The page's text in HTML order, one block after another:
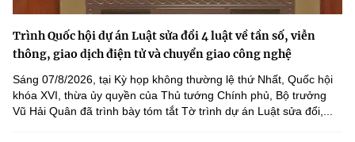
Trình Quốc hội dự án Luật sửa đổi 4 luật về tần số, viễn
thông, giao dịch điện tử và chuyển giao công nghệ
Sáng 07/8/2026, tại Kỳ họp không thường lệ thứ Nhất, Quốc hội
khóa XVI, thừa ủy quyền của Thủ tướng Chính phủ, Bộ trưởng
Vũ Hải Quân đã trình bày tóm tắt Tờ trình dự án Luật sửa đổi,...